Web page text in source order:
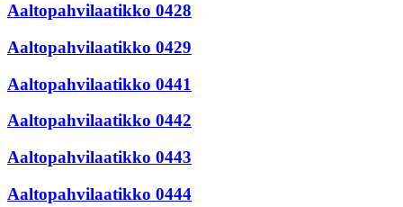
Aaltopahvilaatikko 0428
Aaltopahvilaatikko 0429
Aaltopahvilaatikko 0441
Aaltopahvilaatikko 0442
Aaltopahvilaatikko 0443
Aaltopahvilaatikko 0444